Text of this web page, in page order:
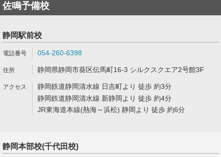
佐鳴予備校
静岡駅前校
054-260-6398
静岡県静岡市葵区伝馬町16-3 シルクスクエア2号館3F
静岡鉄道静岡清水線 日吉町より 徒歩 約3分
静岡鉄道静岡清水線 新静岡より 徒歩 約4分
JR東海道本線(熱海～浜松) 静岡より 徒歩 約6分
静岡本部校(千代田校)